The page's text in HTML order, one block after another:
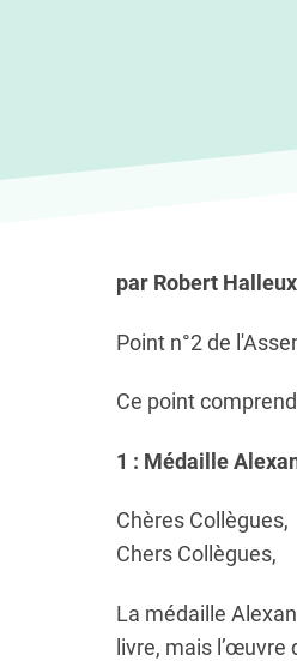
par Robert
Point n°2 de
Ce point
1 : Médaille
Chères Collègues,
Chers Collègues,
La médaille
livre, mais